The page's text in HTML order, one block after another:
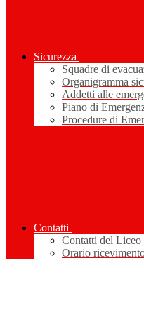
Sicurezza
Squadre di
Organigramma
Addetti alle
Piano di
Procedure di
Contatti
Contatti del Liceo
Orario